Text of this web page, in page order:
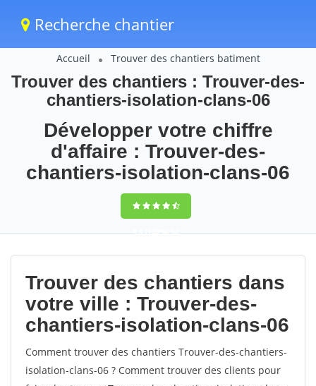
Recherche chantier
Accueil Trouver des chantiers batiment
Trouver des chantiers : Trouver-des-
chantiers-isolation-clans-06
Développer votre chiffre
d'affaire : Trouver-des-
chantiers-isolation-clans-06
9,5(100%)92
votes
Trouver des chantiers dans
votre ville : Trouver-des-
chantiers-isolation-clans-06
Comment trouver des chantiers Trouver-des-chantiers-
isolation-clans-06 ? Comment trouver des clients pour